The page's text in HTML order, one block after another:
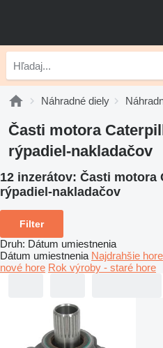
Náhradné diely
Časti motora
rýpadiel-nakladačov
12 inzerátov: Časti motora
rýpadiel-nakladačov
Filter
Druh: Dátum umiestnenia
Dátum umiestnenia Najdrahšie hore
nové hore Rok výroby - staré hore